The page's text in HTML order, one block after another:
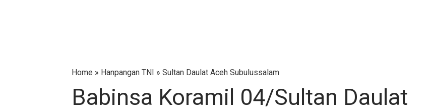
Home » Hanpangan TNI » Sultan Daulat Aceh Subulussalam
Babinsa Koramil 04/Sultan Daulat